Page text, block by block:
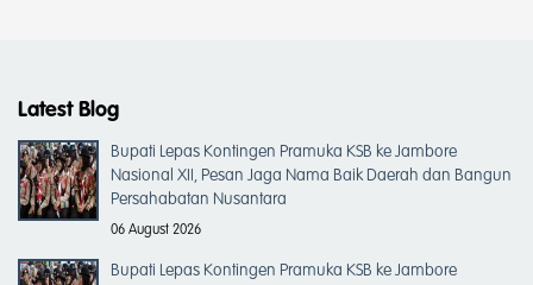
Latest Blog
Bupati Lepas Kontingen Pramuka KSB ke Jambore
Nasional XII, Pesan Jaga Nama Baik Daerah dan Bangun
Persahabatan Nusantara
06 August 2026
Bupati Lepas Kontingen Pramuka KSB ke Jambore